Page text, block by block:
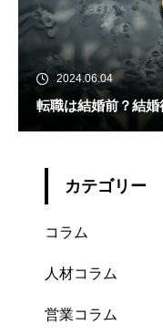
2024.06.04
転職は結婚前？結
カテゴリー
コラム
人材コラム
営業コラム